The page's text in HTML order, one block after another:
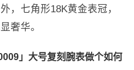
，七角形18K黄金表冠，
奢华。
」大号复刻腕表做个如何